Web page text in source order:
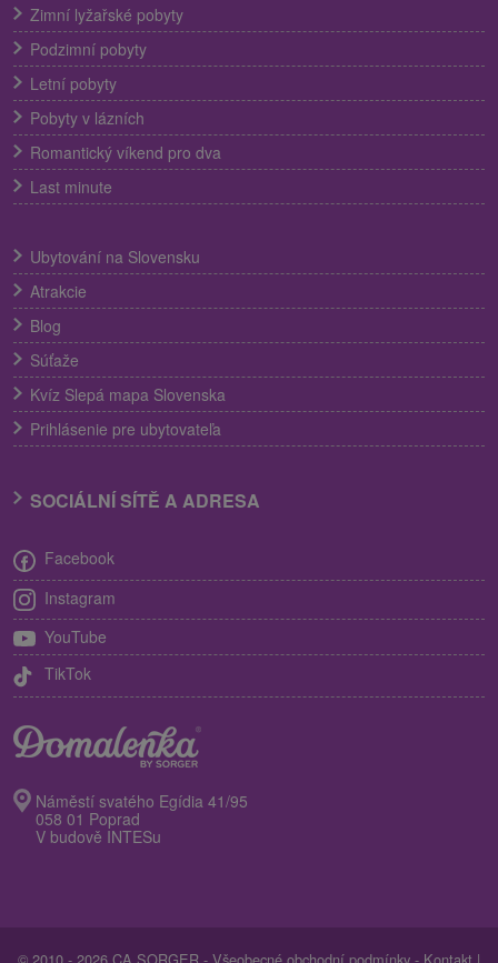
Zimní lyžařské pobyty
Podzimní pobyty
Letní pobyty
Pobyty v lázních
Romantický víkend pro dva
Last minute
Ubytování na Slovensku
Atrakcie
Blog
Súťaže
Kvíz Slepá mapa Slovenska
Prihlásenie pre ubytovateľa
SOCIÁLNÍ SÍTĚ A ADRESA
Facebook
Instagram
YouTube
TikTok
Náměstí svatého Egídia 41/95
058 01 Poprad
V budově INTESu